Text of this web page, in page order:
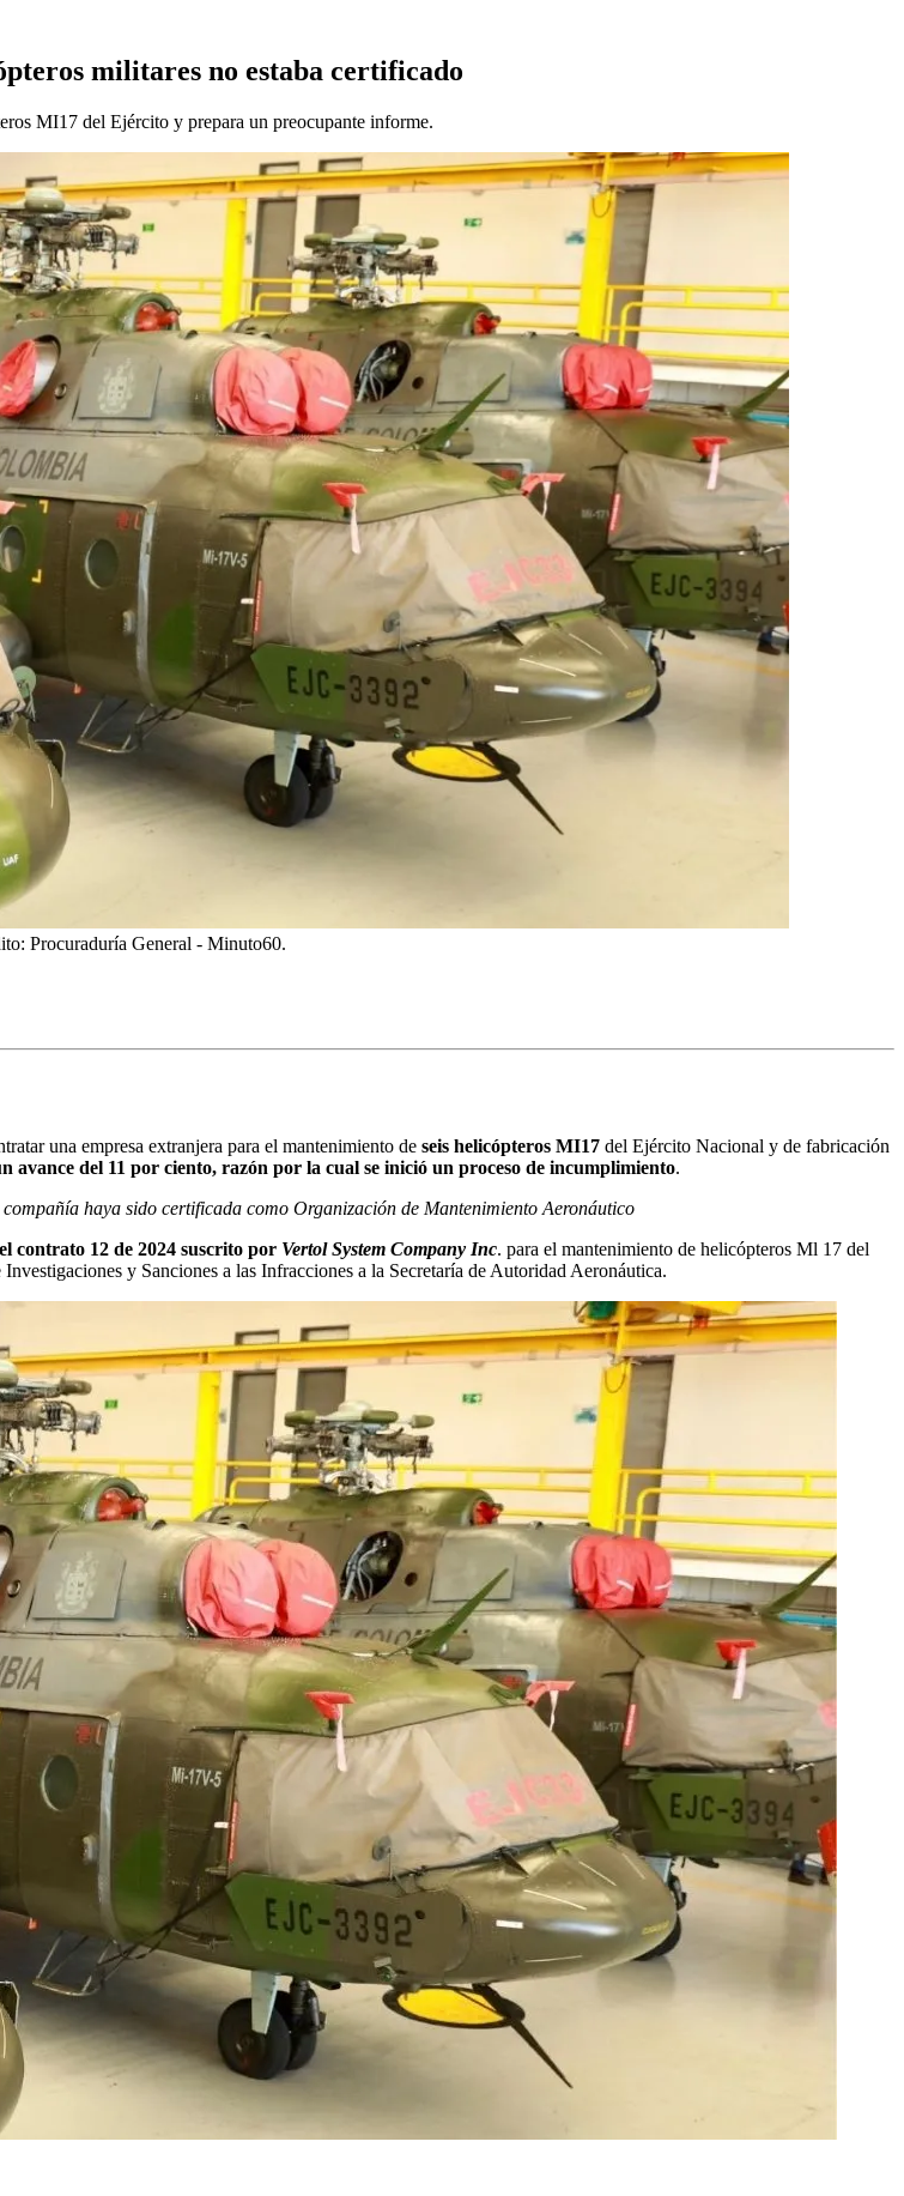
militares no estaba certificado
MI17 del Ejército y prepara un preocupante informe.
Procuraduría General - Minuto60.
una empresa extranjera para el mantenimiento de seis helicópteros MI17 del Ejército Nacional y de fabricación
avance del 11 por ciento, razón por la cual se inició un proceso de incumplimiento.
haya sido certificada como Organización de Mantenimiento Aeronáutico
contrato 12 de 2024 suscrito por Vertol System Company Inc. para el mantenimiento de helicópteros Ml 17 del
y Sanciones a las Infracciones a la Secretaría de Autoridad Aeronáutica.